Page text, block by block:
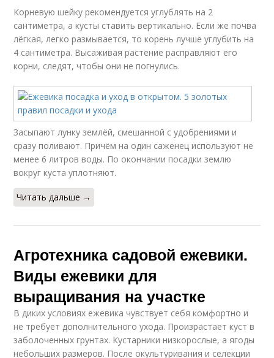
Корневую шейку рекомендуется углублять на 2
сантиметра, а кусты ставить вертикально. Если же почва
лёгкая, легко размывается, то корень лучше углубить на
4 сантиметра. Высаживая растение расправляют его
корни, следят, чтобы они не погнулись.
Засыпают лунку землёй, смешанной с удобрениями и
сразу поливают. Причём на один саженец используют не
менее 6 литров воды. По окончании посадки землю
вокруг куста уплотняют.
Читать дальше →
Агротехника садовой ежевики.
Виды ежевики для
выращивания на участке
В диких условиях ежевика чувствует себя комфортно и
не требует дополнительного ухода. Произрастает куст в
заболоченных грунтах. Кустарники низкорослые, а ягоды
небольших размеров. После окультуривания и селекции